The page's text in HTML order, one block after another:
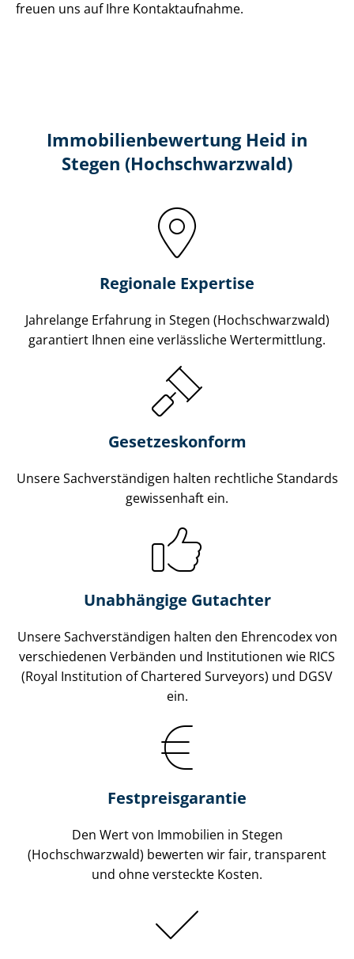
freuen uns auf Ihre Kontaktaufnahme.
Immobilien­bewertung Heid in
Stegen (Hochschwarzwald)
Regionale Expertise
Jahrelange Erfahrung in Stegen (Hochschwarzwald)
garantiert Ihnen eine verlässliche Wertermittlung.
Gesetzes­konform
Unsere Sach­ver­stän­di­gen halten rechtliche Standards
gewissenhaft ein.
Unabhängige Gutachter
Unsere Sach­ver­stän­di­gen halten den Ehrencodex von
verschiedenen Verbänden und Institutionen wie RICS
(Royal Institution of Chartered Surveyors) und DGSV
ein.
Festpreis​garantie
Den Wert von Immobilien in Stegen
(Hochschwarzwald) bewerten wir fair, transparent
und ohne versteckte Kosten.